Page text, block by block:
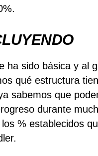
ha sido básica y al
qué estructura
sabemos que
durante
% establecidos